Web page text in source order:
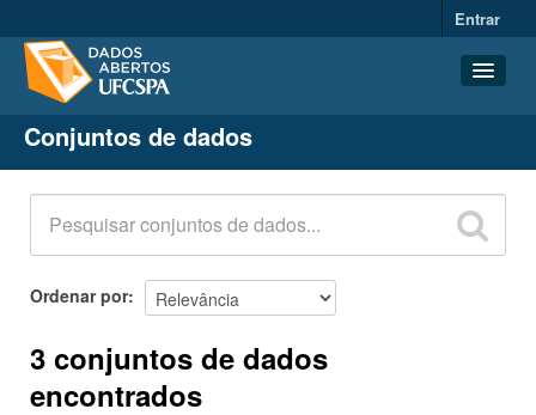
Entrar
Conjuntos de dados
Organizações
Grupos
Sobre
Conjuntos de dados
Ordenar por
3 conjuntos de dados
encontrados